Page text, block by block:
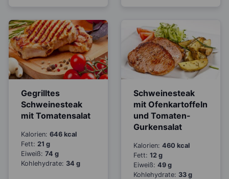
Gegrilltes
Schweinesteak
mit Tomatensalat
Kalorien: 646 kcal
Fett: 21 g
Eiweiß: 74 g
Kohlehydrate: 34 g
Schweinesteak
mit Ofenkartoffeln
und Tomaten-
Gurkensalat
Kalorien: 460 kcal
Fett: 12 g
Eiweiß: 49 g
Kohlehydrate: 33 g